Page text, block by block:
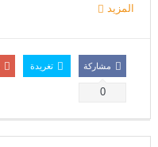
المزيد
مشاركة
0
تغريدة